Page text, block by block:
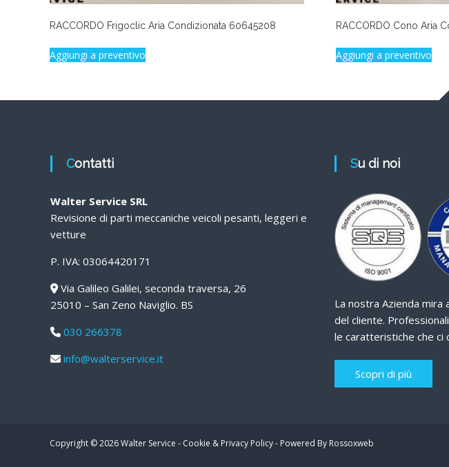
RACCORDO Frigoclic Aria Condizionata 60645208
Aggiungi a preventivo
RACCORDO Cono Aria
Aggiungi a preventivo
Contatti
Walter Service SRL
Revisione di parti meccaniche veicoli pesanti, leggeri e
vetture
P. IVA: 03064420171
Via Galileo Galilei, seconda traversa, 26
25010 – San Zeno Naviglio. BS
030 266378
info@walterservice.it
Su di noi
La nostra Azienda mira
del cliente.
le caratteristiche che ci
Scopri di più
Copyright © 2026Walter Service - Cookie & Privacy Policy- Powered By Rossoxweb